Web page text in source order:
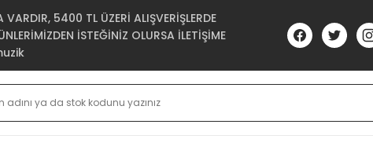
5400 TL ÜZERİ ALIŞVERİŞLERDE
İSTEĞİNİZ OLURSA İLETİŞİME